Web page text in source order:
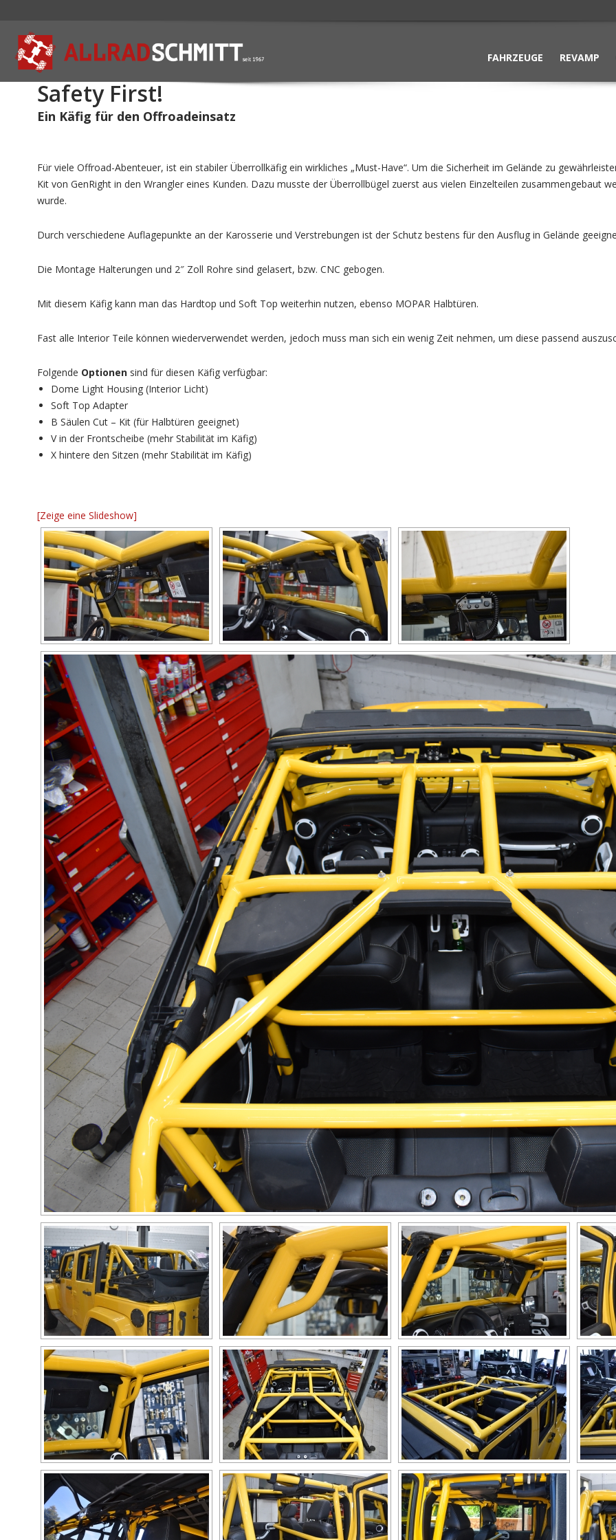
FAHRZEUGE REVAMP
Safety First!
Ein Käfig für den Offroadeinsatz
Für viele Offroad-Abenteuer, ist ein stabiler Überrollkäfig ein wirkliches „Must-Have“. Um die Sicherheit im Gelände zu
Kit von GenRight in den Wrangler eines Kunden. Dazu musste der Überrollbügel zuerst aus vielen Einzelteilen zusammengebaut
wurde.
Durch verschiedene Auflagepunkte an der Karosserie und Verstrebungen ist der Schutz bestens für den Ausflug in Gelände
Die Montage Halterungen und 2″ Zoll Rohre sind gelasert, bzw. CNC gebogen.
Mit diesem Käfig kann man das Hardtop und Soft Top weiterhin nutzen, ebenso MOPAR Halbtüren.
Fast alle Interior Teile können wiederverwendet werden, jedoch muss man sich ein wenig Zeit nehmen, um diese passend
Folgende Optionensind für diesen Käfig verfügbar:
Dome Light Housing (Interior Licht)
Soft Top Adapter
B Säulen Cut – Kit (für Halbtüren geeignet)
V in der Frontscheibe (mehr Stabilität im Käfig)
X hintere den Sitzen (mehr Stabilität im Käfig)
[Zeige eine Slideshow]